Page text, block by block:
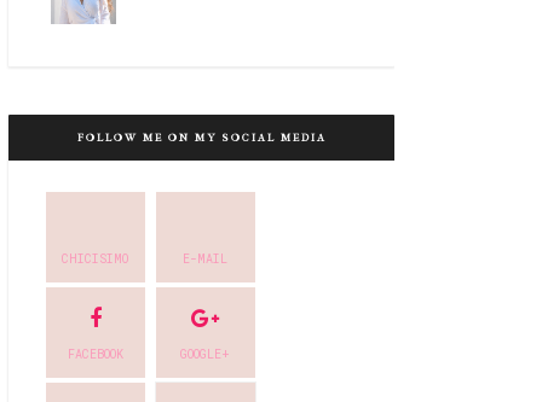
FOLLOW ME ON MY SOCIAL MEDIA
CHICISIMO E-MAIL
FACEBOOK GOOGLE+